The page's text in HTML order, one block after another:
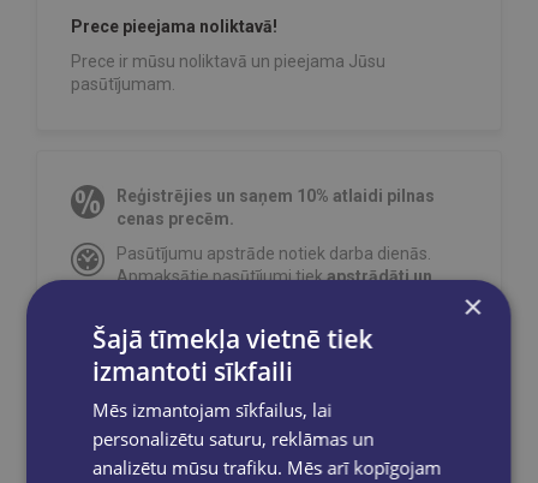
Prece pieejama noliktavā!
Prece ir mūsu noliktavā un pieejama Jūsu
pasūtījumam.
Reģistrējies un saņem 10% atlaidi pilnas
cenas precēm.
Pasūtījumu apstrāde notiek darba dienās.
Apmaksātie pasūtījumi tiekapstrādāti un
Bezmaksas piegādeuz OMNIVA
pakomātiem Latvijā
grāmatnīcā 1-5 darba dienu laikā, kad
pasūtījums būs gatavs saņemšanai, saņemsi
e-pastu un/ vai SMS.
×
Šajā tīmekļa vietnē tiek
izmantoti sīkfaili
Mēs izmantojam sīkfailus, lai
personalizētu saturu, reklāmas un
analizētu mūsu trafiku. Mēs arī kopīgojam